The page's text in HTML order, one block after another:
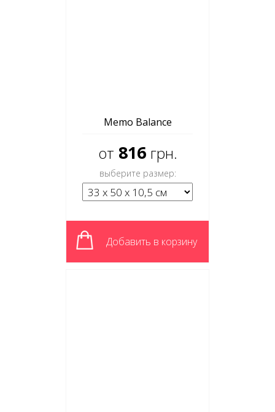
Memo Balance
от 816 грн.
выберите размер:
Добавить в корзину